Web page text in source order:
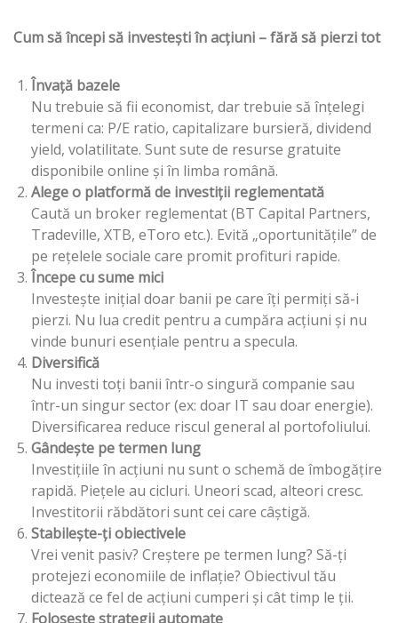
Cum să începi să investești în acțiuni – fără să pierzi tot
Învață bazele
Nu trebuie să fii economist, dar trebuie să înțelegi
termeni ca: P/E ratio, capitalizare bursieră, dividend
yield, volatilitate. Sunt sute de resurse gratuite
disponibile online și în limba română.
Alege o platformă de investiții reglementată
Caută un broker reglementat (BT Capital Partners,
Tradeville, XTB, eToro etc.). Evită „oportunitățile” de
pe rețelele sociale care promit profituri rapide.
Începe cu sume mici
Investește inițial doar banii pe care îți permiți să-i
pierzi. Nu lua credit pentru a cumpăra acțiuni și nu
vinde bunuri esențiale pentru a specula.
Diversifică
Nu investi toți banii într-o singură companie sau
într-un singur sector (ex: doar IT sau doar energie).
Diversificarea reduce riscul general al portofoliului.
Gândește pe termen lung
Investițiile în acțiuni nu sunt o schemă de îmbogățire
rapidă. Piețele au cicluri. Uneori scad, alteori cresc.
Investitorii răbdători sunt cei care câștigă.
Stabilește-ți obiectivele
Vrei venit pasiv? Creștere pe termen lung? Să-ți
protejezi economiile de inflație? Obiectivul tău
dictează ce fel de acțiuni cumperi și cât timp le ții.
Folosește strategii automate